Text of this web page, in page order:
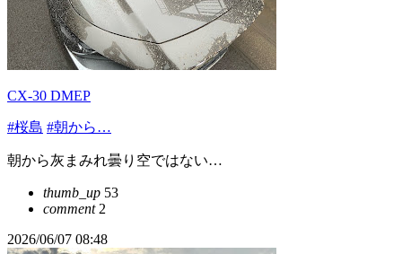
CX-30 DMEP
#桜島 #朝から…
朝から灰まみれ曇り空ではない…
thumb_up 53
comment2
2026/06/07 08:48